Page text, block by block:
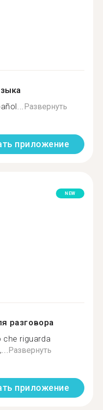
Развернуть
приложение
NEW
разговора
che riguarda
Развернуть
приложение